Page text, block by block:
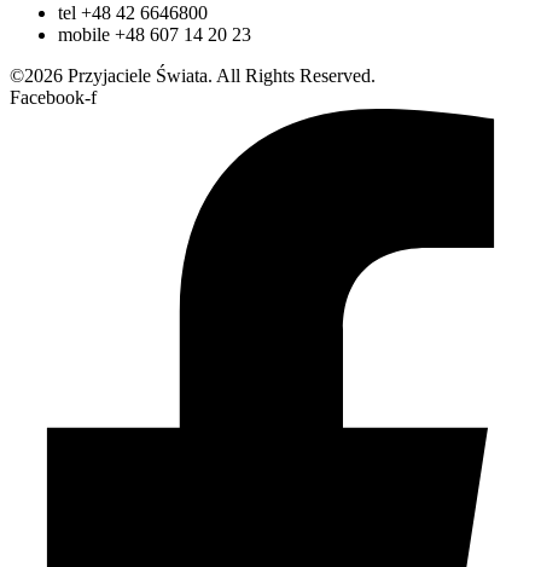
tel +48 42 6646800
mobile +48 607 14 20 23
©2026 Przyjaciele Świata. All Rights Reserved.
Facebook-f